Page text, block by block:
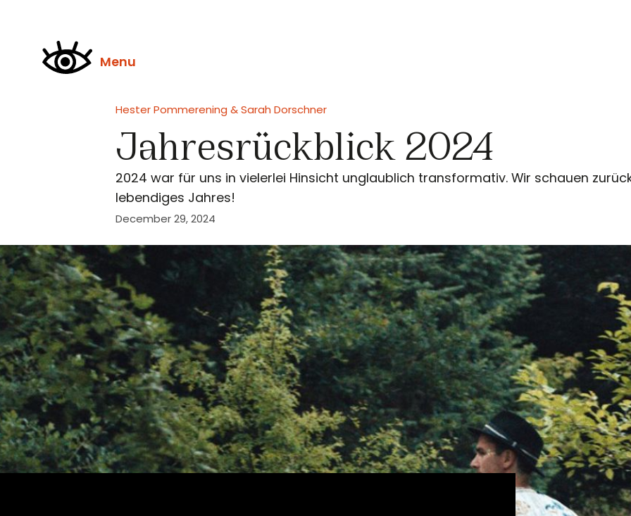
Menu
Hester Pommerening & Sarah Dorschner
Jahresrückblick 2024
2024 war für uns in vielerlei Hinsicht unglaublich transformativ. Wir schauen
lebendiges Jahres!
December 29, 2024